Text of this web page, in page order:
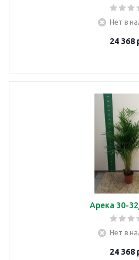
Нет в
24 368
Арека 30-
Нет в
24 368